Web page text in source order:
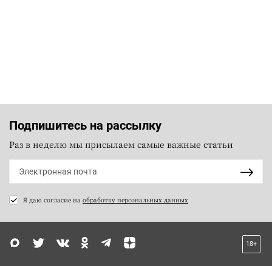
Подпишитесь на рассылку
Раз в неделю мы присылаем самые важные статьи
Я даю согласие на обработку персональных данных
18+